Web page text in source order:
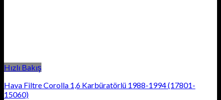
Hızlı Bakış
Hava Filtre Corolla 1,6 Karbüratörlü 1988-1994 (17801-
15060)